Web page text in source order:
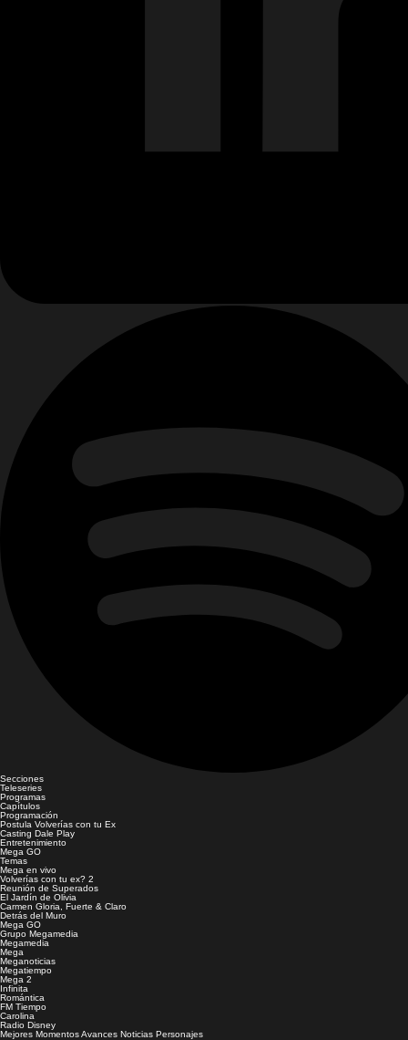
Secciones
Teleseries
Programas
Capítulos
Programación
Postula Volverías con tu Ex
Casting Dale Play
Entretenimiento
Mega GO
Temas
Mega en vivo
Volverías con tu ex? 2
Reunión de Superados
El Jardín de Olivia
Carmen Gloria, Fuerte & Claro
Detrás del Muro
Mega GO
Grupo Megamedia
Megamedia
Mega
Meganoticias
Megatiempo
Mega 2
Infinita
Romántica
FM Tiempo
Carolina
Radio Disney
Mejores MomentosAvances Noticias Personajes